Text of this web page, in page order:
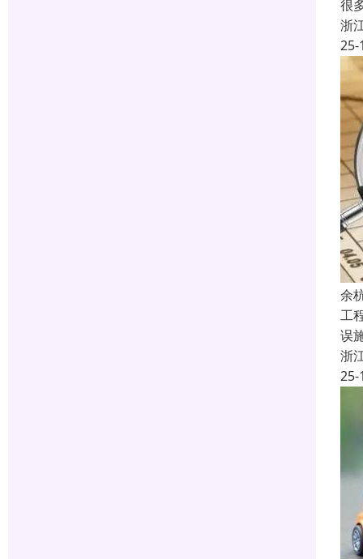
很
浙
25-
余
工
误
浙
25-